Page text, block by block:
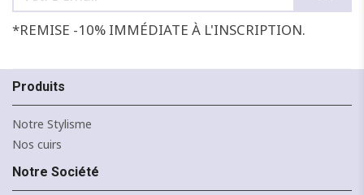
*REMISE -10% IMMÉDIATE À L'INSCRIPTION.
Produits
Notre Stylisme
Nos cuirs
Notre Société